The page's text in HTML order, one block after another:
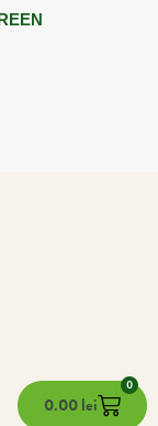
0.00lei
0